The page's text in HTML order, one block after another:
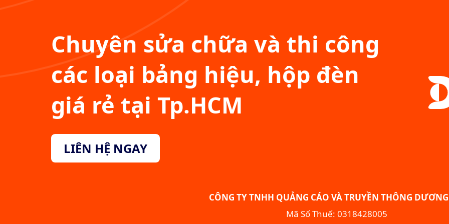
Chuyên sửa chữa và thi công
các loại bảng hiệu, hộp đèn
giá rẻ tại Tp.HCM
LIÊN HỆ NGAY
CÔNG TY TNHH QUẢNG CÁO VÀ TRUYỀN THÔNG
Mã Số Thuế: 0318428005